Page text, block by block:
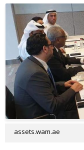
assets.wam.ae